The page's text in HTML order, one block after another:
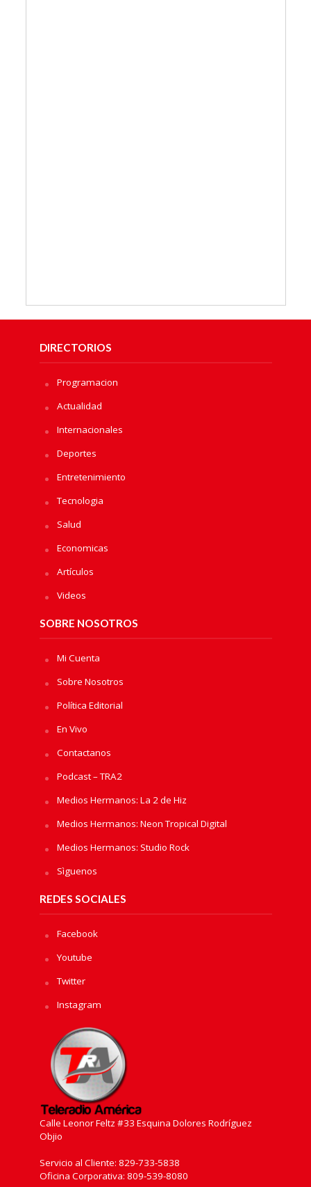
DIRECTORIOS
Programacion
Actualidad
Internacionales
Deportes
Entretenimiento
Tecnologia
Salud
Economicas
Artículos
Videos
SOBRE NOSOTROS
Mi Cuenta
Sobre Nosotros
Política Editorial
En Vivo
Contactanos
Podcast – TRA2
Medios Hermanos: La 2 de Hiz
Medios Hermanos: Neon Tropical Digital
Medios Hermanos: Studio Rock
Sìguenos
REDES SOCIALES
Facebook
Youtube
Twitter
Instagram
Calle Leonor Feltz #33 Esquina Dolores Rodríguez
Objio
Servicio al Cliente: 829-733-5838
Oficina Corporativa: 809-539-8080